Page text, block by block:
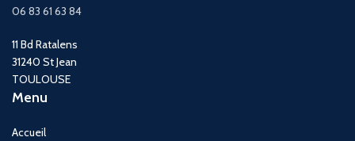
06 83 61 63 84
11 Bd Ratalens
31240 St Jean
TOULOUSE
Menu
Accueil